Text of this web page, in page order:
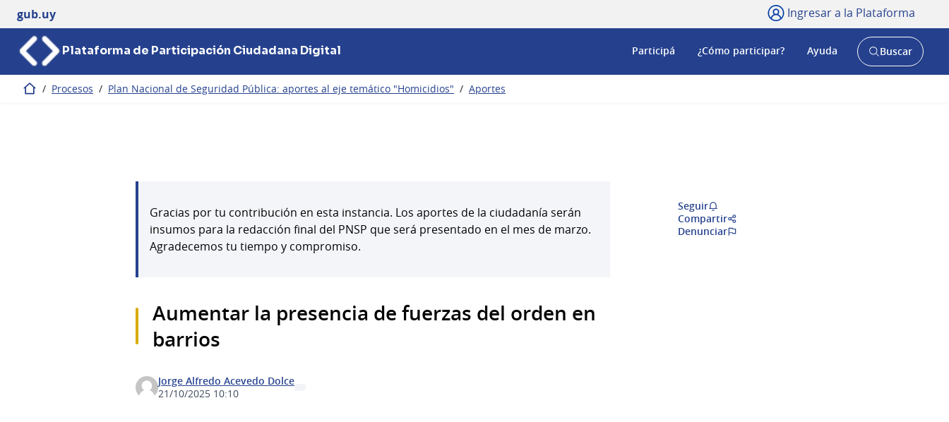
gub.uy Ingresar a la Plataforma
Plataforma de Participación Ciudadana Digital Participá ¿Cómo participar? Ayuda
AbrirBuscar
Inicio / Procesos / Plan Nacional de Seguridad Pública: aportes al eje temático "Homicidios" / Aportes
Gracias por tu contribución en esta instancia. Los aportes de la ciudadanía serán
insumos para la redacción final del PNSP que será presentado en el mes de marzo.
Agradecemos tu tiempo y compromiso.
Aumentar la presencia de fuerzas del orden en
barrios
Jorge Alfredo Acevedo Dolce
21/10/2025 10:10
Seguir
Compartir
Denunciar